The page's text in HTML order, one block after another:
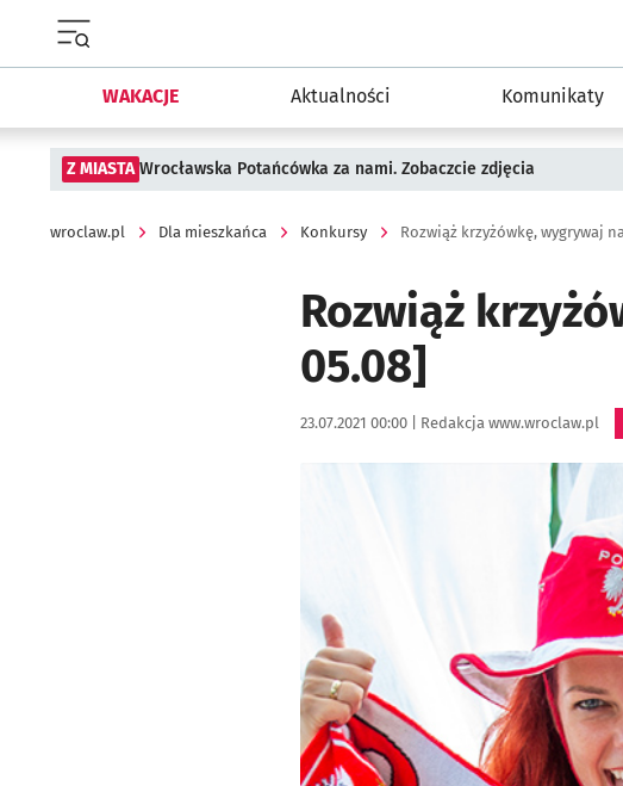
WAKACJE Aktualności Komunikaty
Z MIASTA Wrocławska Potańcówka za nami. Zobaczcie zdjęcia
wroclaw.pl Dla mieszkańca Konkursy Rozwiąż krzyżówkę, wygrywaj
Rozwiąż
05.08]
Data publikacji:
23.07.2021 00:00 | Autor:
Redakcja www.wroclaw.pl
Kliknij, aby powiększyć